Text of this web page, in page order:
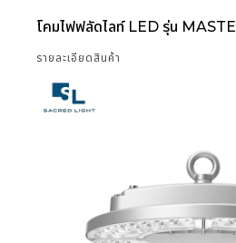
โคมไฟฟลัดไลท์ LED รุ่น
รายละเอียดสินค้า